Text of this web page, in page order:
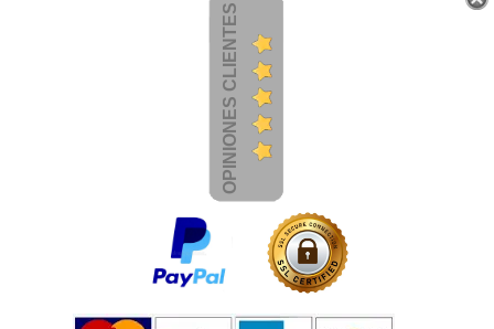
OPINIONES CLIENTES